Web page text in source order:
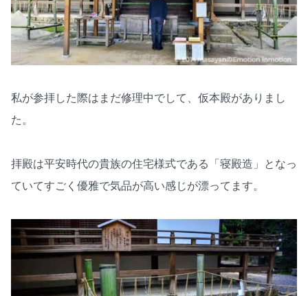
私が参拝した際はまだ修理中でして、仮本殿がありまし
た。
拝殿は平安時代の貴族の住宅様式である「寝殿造」となっ
ていてすごく優雅で気品が高い感じが漂ってます。